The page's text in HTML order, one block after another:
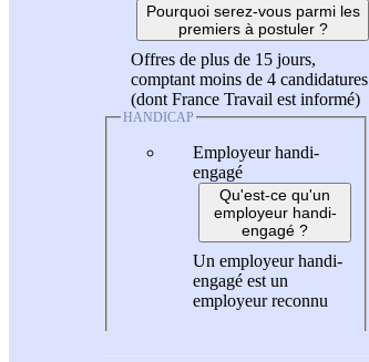
Pourquoi serez-vous parmi les
premiers à postuler ?
Offres de plus de 15 jours,
comptant moins de 4 candidatures
(dont France Travail est informé)
HANDICAP
Employeur handi-
engagé
Qu'est-ce qu'un
employeur handi-
engagé ?
Un employeur handi-
engagé est un
employeur reconnu